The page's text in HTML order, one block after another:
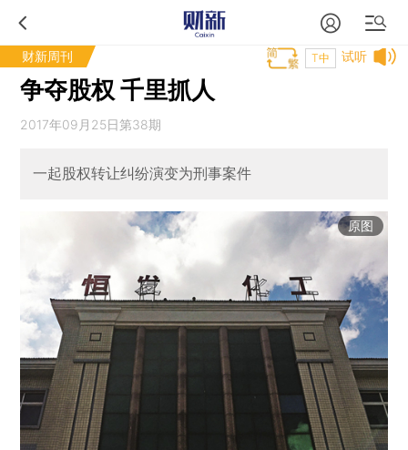
财新周刊 试听
T中
争夺股权 千里抓人
2017年09月25日第38期
一起股权转让纠纷演变为刑事案件
原图